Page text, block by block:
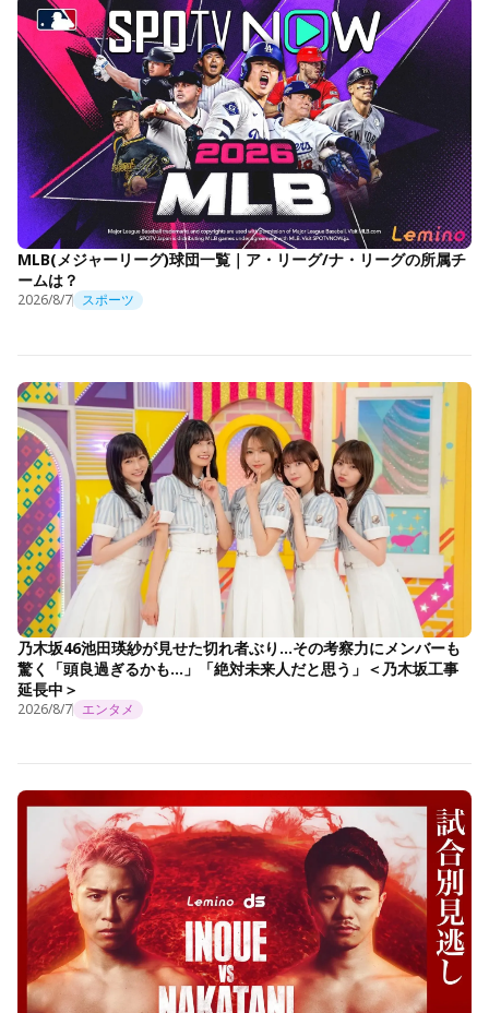
MLB(メジャーリーグ)球団一覧｜ア・リーグ/ナ・リーグの所属チ
ームは？
2026/8/7 スポーツ
乃木坂46池田瑛紗が見せた切れ者ぶり…その考察力にメンバーも
驚く「頭良過ぎるかも…」「絶対未来人だと思う」＜乃木坂工事
延長中＞
2026/8/7 エンタメ